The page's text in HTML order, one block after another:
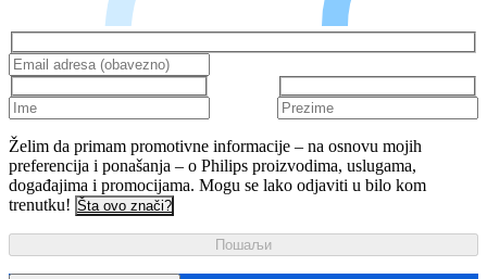
Želim da primam promotivne informacije – na osnovu mojih
preferencija i ponašanja – o Philips proizvodima, uslugama,
događajima i promocijama. Mogu se lako odjaviti u bilo kom
trenutku! Šta ovo znači?
Пошаљи